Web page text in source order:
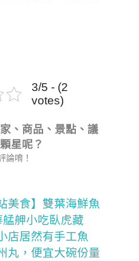
3/5 - (2
votes)
、商品、景點、議
星呢？
論唷！
美食】雙葉海鮮魚
舺小吃臥虎藏
店居然有手工魚
丸，便宜大碗份量